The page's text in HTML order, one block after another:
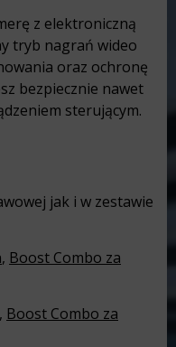
z elektroniczną
tryb nagrań wideo
oraz ochronę
bezpiecznie nawet
sterującym.
jak i w zestawie
, Boost Combo za
, Boost Combo za